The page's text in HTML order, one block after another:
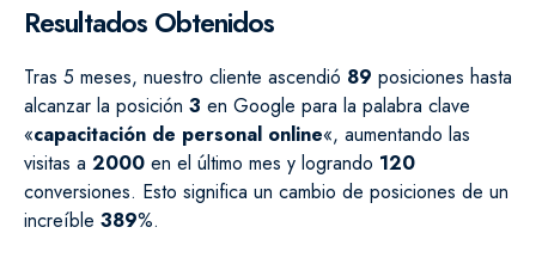
Resultados Obtenidos
Tras 5 meses, nuestro cliente ascendió 89 posiciones hasta
alcanzar la posición 3 en Google para la palabra clave
«capacitación de personal online«, aumentando las
visitas a 2000 en el último mes y logrando 120
conversiones. Esto significa un cambio de posiciones de un
increíble 389%.